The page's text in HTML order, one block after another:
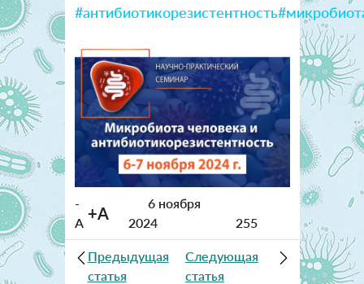
#антибиотикорезистентность
-
A +A
6 ноября
2024
255
Предыдущая
статья
Следующая
статья